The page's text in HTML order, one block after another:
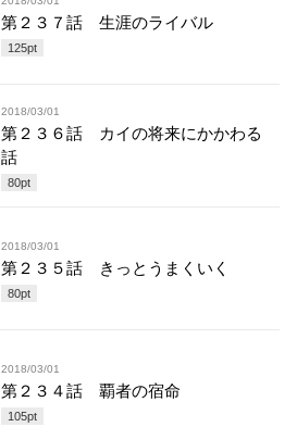
第２３７話 生涯のライバル
125pt
2018/03/01
第２３６話 カイの将来にかかわる
話
80pt
2018/03/01
第２３５話 きっとうまくいく
80pt
2018/03/01
第２３４話 覇者の宿命
105pt